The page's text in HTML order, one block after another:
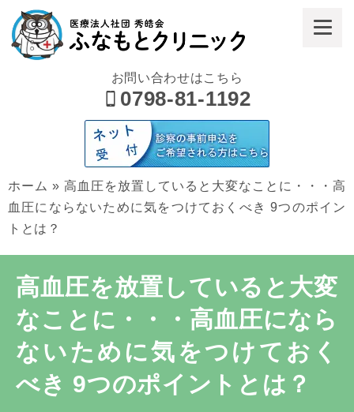
お問い合わせはこちら
0798-81-1192
ホーム » 高血圧を放置していると大変なことに・・・高
血圧にならないために気をつけておくべき 9つのポイン
トとは？
高血圧を放置していると大変
なことに・・・高血圧になら
ないために気をつけておく
べき 9つのポイントとは？